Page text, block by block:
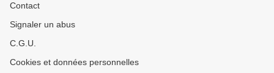
Contact
Signaler un abus
C.G.U.
Cookies et données personnelles